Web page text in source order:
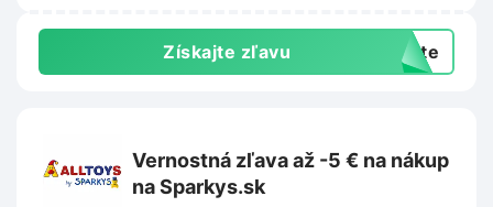
Získajte zľavu exte
Vernostná zľava až -5 € na nákup
na Sparkys.sk